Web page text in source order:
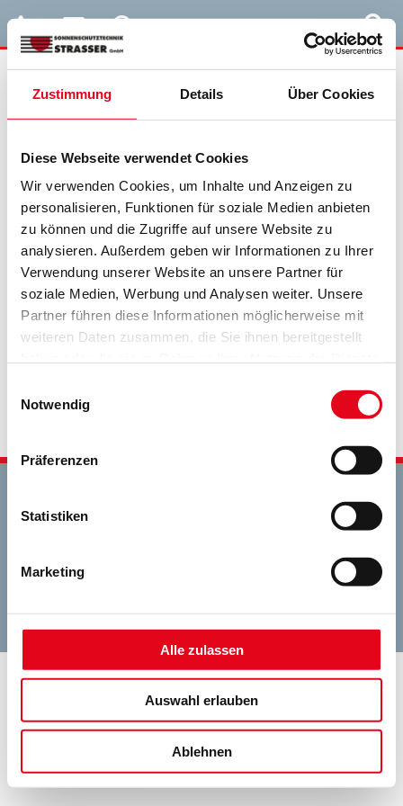
Zustimmung Details Über Cookies
Diese Webseite verwendet Cookies
Wir verwenden Cookies, um Inhalte und Anzeigen zu
personalisieren, Funktionen für soziale Medien anbieten
zu können und die Zugriffe auf unsere Website zu
analysieren. Außerdem geben wir Informationen zu Ihrer
Verwendung unserer Website an unsere Partner für
soziale Medien, Werbung und Analysen weiter. Unsere
Partner führen diese Informationen möglicherweise mit
weiteren Daten zusammen, die Sie ihnen bereitgestellt
Notwendig
Präferenzen
Statistiken
Marketing
Alle zulassen
Auswahl erlauben
Ablehnen
Sie sind hier: Home » Zutritt nur mit 2G
Veröffentlicht
am
20. Januar 2022
Zutritt nur mit 2G
Bitte beachten Sie, dass der Zutritt zu unserem Ladenlokal nur mit
2G gewährt werden kann.
Wir danken Ihnen für Ihr Verständnis!
Beitragsnavigation
Nächster
Beitrag
Tageslicht ist der Rhythmus des Lebens
Impressum